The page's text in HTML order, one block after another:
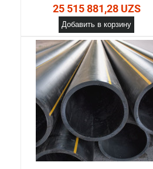
25 515 881,28 UZS
Добавить в корзину